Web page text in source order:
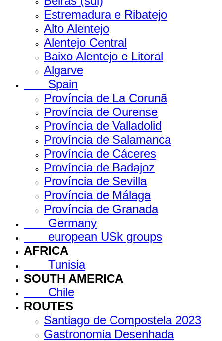
Estremadura e Ribatejo
Alto Alentejo
Alentejo Central
Baixo Alentejo e Litoral
Algarve
Spain
Província de La Corunã
Província de Ourense
Província de Valladolid
Província de Salamanca
Província de Cáceres
Província de Badajoz
Província de Sevilla
Província de Málaga
Província de Granada
Germany
european USk groups
AFRICA
Tunisia
SOUTH AMERICA
Chile
ROUTES
Santiago de Compostela 2023
Gastronomia Desenhada